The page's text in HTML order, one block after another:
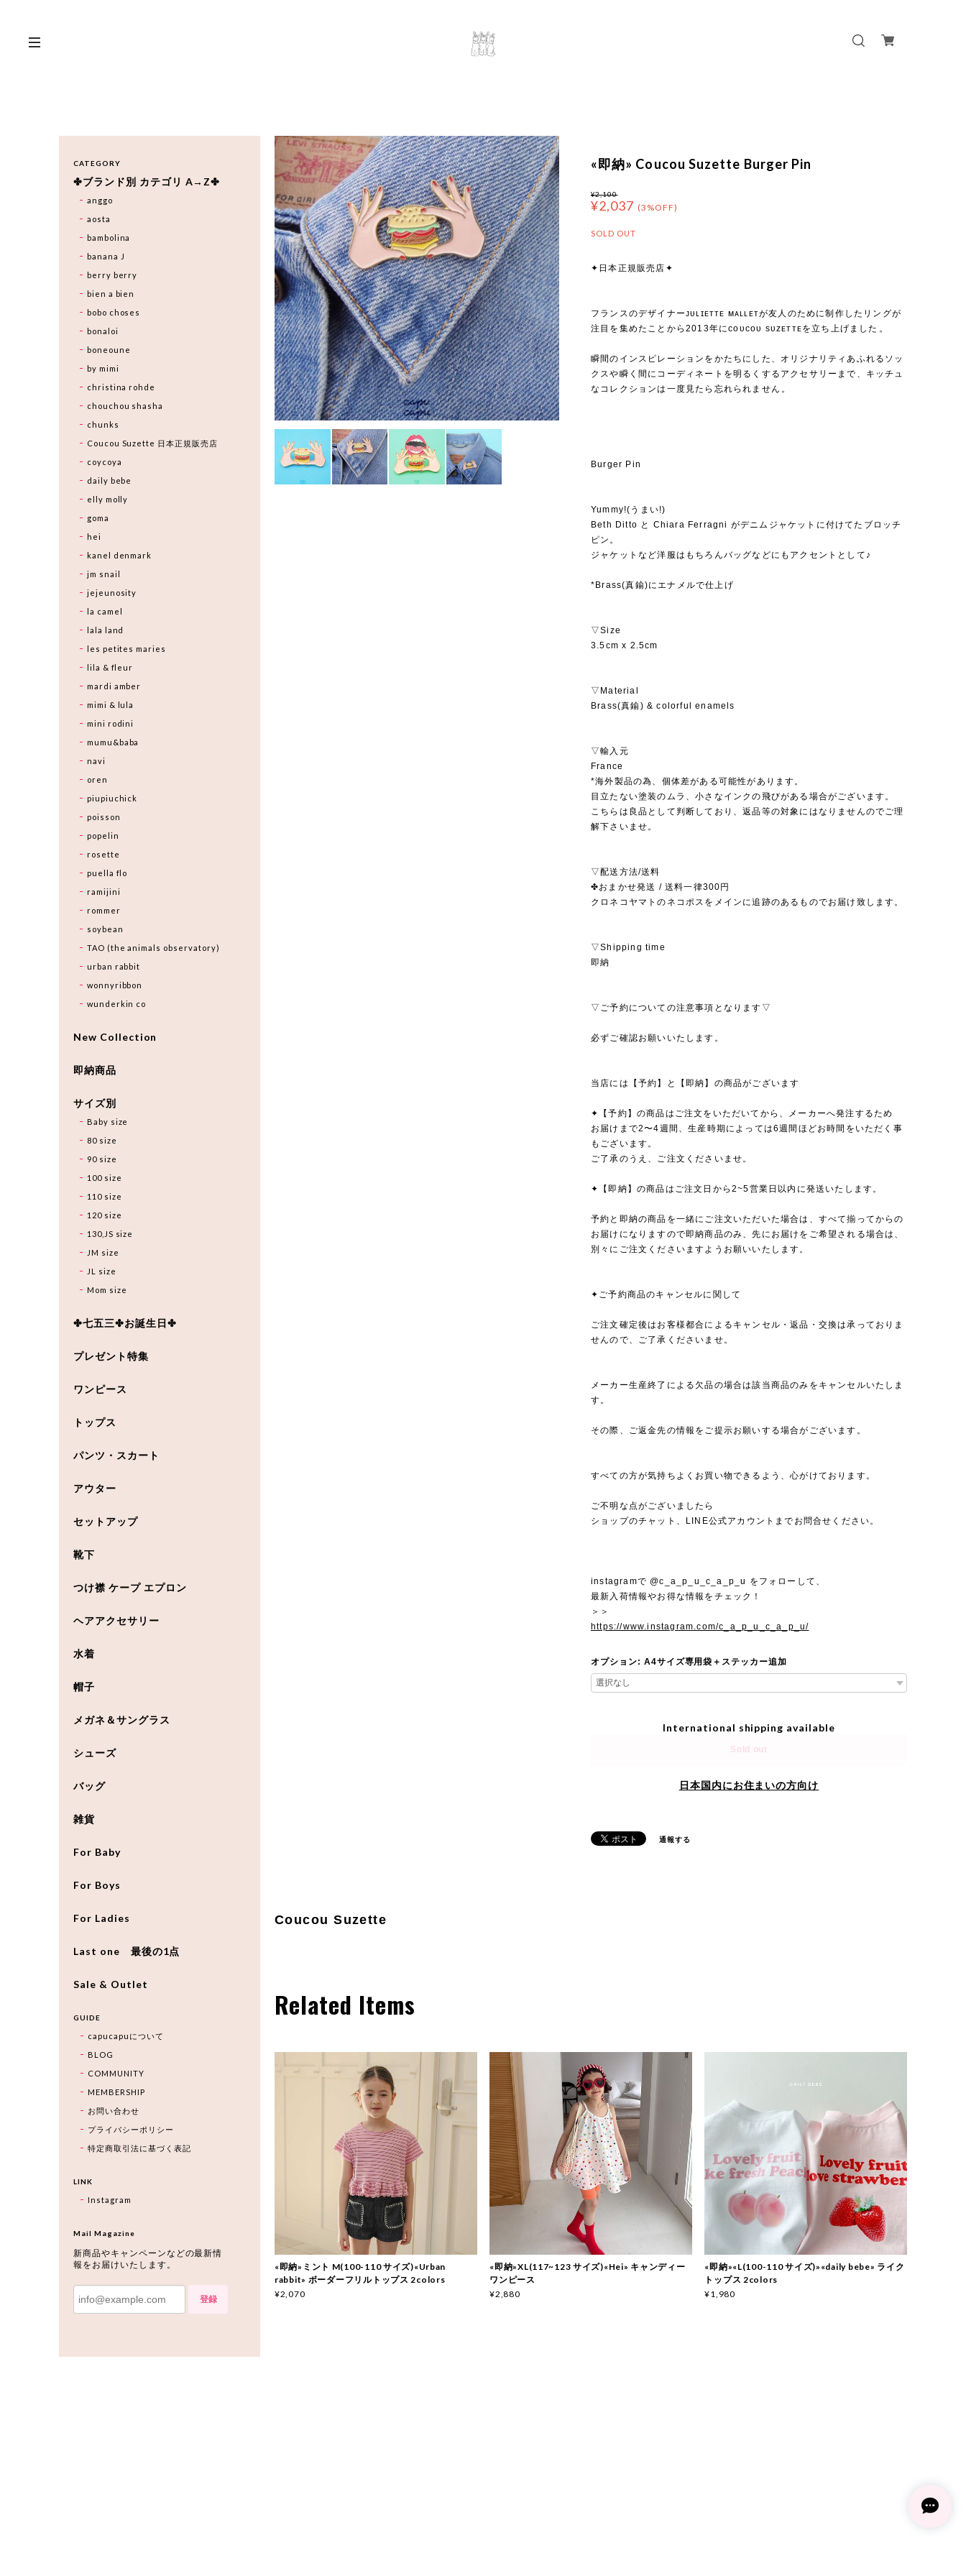
«即納» Coucou Suzette Burger Pin
¥2,100
¥2,037 (3%OFF)
SOLD OUT
✦日本正規販売店✦
フランスのデザイナーᴊᴜʟɪᴇᴛᴛᴇ ᴍᴀʟʟᴇᴛが友人のために制作したリングが
注目を集めたことから2013年にᴄᴏᴜᴄᴏᴜ sᴜᴢᴇᴛᴛᴇを立ち上げました⁡。
瞬間のインスピレーションをかたちにした、オリジナリティあふれるソッ
クスや瞬く間にコーディネートを明るくするアクセサリーまで、キッチュ
なコレクションは一度見たら忘れられません⁡。
Burger Pin
Yummy!(うまい!)
Beth Ditto と Chiara Ferragni がデニムジャケットに付けてたブロッチ
ピン。
ジャケットなど洋服はもちろんバッグなどにもアクセントとして♪
*Brass(真鍮)にエナメルで仕上げ
▽Size
3.5cm x 2.5cm
▽Material
Brass(真鍮) & colorful enamels
▽輸入元
France
*海外製品の為、個体差がある可能性があります。
目立たない塗装のムラ、小さなインクの飛びがある場合がございます。
こちらは良品として判断しており、返品等の対象にはなりませんのでご理
解下さいませ。
▽配送方法/送料
✤おまかせ発送 / 送料一律300円
クロネコヤマトのネコポスをメインに追跡のあるものでお届け致します。
▽Shipping time
即納
▽ご予約についての注意事項となります▽
必ずご確認お願いいたします。
当店には【予約】と【即納】の商品がございます
✦【予約】の商品はご注文をいただいてから、メーカーへ発注するため
お届けまで2〜4週間、生産時期によっては6週間ほどお時間をいただく事
もございます。
ご了承のうえ、ご注文くださいませ。
✦【即納】の商品はご注文日から2~5営業日以内に発送いたします。
予約と即納の商品を一緒にご注文いただいた場合は、すべて揃ってからの
お届けになりますので即納商品のみ、先にお届けをご希望される場合は、
別々にご注文くださいますようお願いいたします。
✦ご予約商品のキャンセルに関して
ご注文確定後はお客様都合によるキャンセル・返品・交換は承っておりま
せんので、ご了承くださいませ。
メーカー生産終了による欠品の場合は該当商品のみをキャンセルいたしま
す。
その際、ご返金先の情報をご提示お願いする場合がございます。
すべての方が気持ちよくお買い物できるよう、心がけております。
ご不明な点がございましたら
ショップのチャット、LINE公式アカウントまでお問合せください。
instagramで @c_a_p_u_c_a_p_u をフォローして、
最新入荷情報やお得な情報をチェック！
＞＞
https://www.instagram.com/c_a_p_u_c_a_p_u/
オプション: A4サイズ専用袋＋ステッカー追加
International shipping available
Sold out
日本国内にお住まいの方向け
通報する
Coucou Suzette
Related Items
«即納»ミント M(100-110 サイズ)«Urban
rabbit» ボーダーフリルトップス 2colors
¥2,070
«即納»XL(117~123 サイズ)«Hei» キャンディー
ワンピース
¥2,880
«即納»«L(100-110 サイズ)»«daily bebe» ライク
トップス 2colors
¥1,980
CATEGORY
✤ブランド別 カテゴリ A→Z✤
anggo
aosta
bambolina
banana J
berry berry
bien a bien
bobo choses
bonaloi
boneoune
by mimi
christina rohde
chouchou shasha
chunks
Coucou Suzette 日本正規販売店
coycoya
daily bebe
elly molly
goma
hei
kanel denmark
jm snail
jejeunosity
la camel
lala land
les petites maries
lila & fleur
mardi amber
mimi & lula
mini rodini
mumu&baba
navi
oren
piupiuchick
poisson
popelin
rosette
puella flo
ramijini
rommer
soybean
TAO (the animals observatory)
urban rabbit
wonnyribbon
wunderkin co
New Collection
即納商品
サイズ別
Baby size
80 size
90 size
100 size
110 size
120 size
130,JS size
JM size
JL size
Mom size
✤七五三✤お誕生日✤
プレゼント特集
ワンピース
トップス
パンツ・スカート
アウター
セットアップ
靴下
つけ襟 ケープ エプロン
ヘアアクセサリー
水着
帽子
メガネ＆サングラス
シューズ
バッグ
雑貨
For Baby
For Boys
For Ladies
Last one 最後の1点
Sale & Outlet
GUIDE
capucapuについて
BLOG
COMMUNITY
MEMBERSHIP
お問い合わせ
プライバシーポリシー
特定商取引法に基づく表記
LINK
Instagram
Mail Magazine
新商品やキャンペーンなどの最新情
報をお届けいたします。
登録